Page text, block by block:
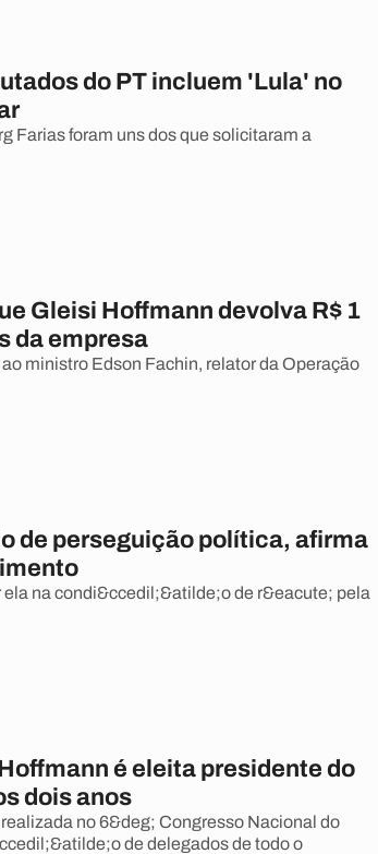
do PT incluem 'Lula' no
Farias foram uns dos que solicitaram a
Gleisi Hoffmann devolva R$ 1
da empresa
ministro Edson Fachin, relator da Operação
de perseguição política, afirma
na condi&ccedil;&atilde;o de r&eacute; pela
é eleita presidente do
dois anos
no 6&deg; Congresso Nacional do
de delegados de todo o